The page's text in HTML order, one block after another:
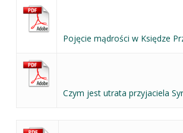
Pojęcie mądrości w Księdze
Czym jest utrata przyjaciela